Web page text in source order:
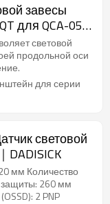
завесы
для QCA-05
световой
продольной оси
для серии
световой
DADISICK
мм Количество
защиты: 260 мм
2 PNP